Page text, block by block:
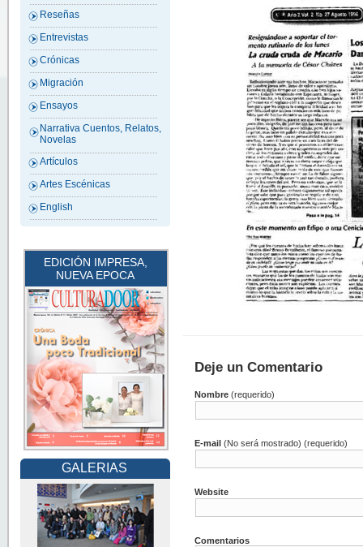
Reseñas
Entrevistas
Crónicas
Migración
Ensayos
Narrativa Cuentos, Relatos,
Novelas
Artículos
Artes Escénicas
English
EDICIÓN IMPRESA,
NUEVA EPOCA
GALERIAS
Deje un Comentario
Nombre (requerido)
E-mail (No será mostrado) (requerido)
Website
Comentarios